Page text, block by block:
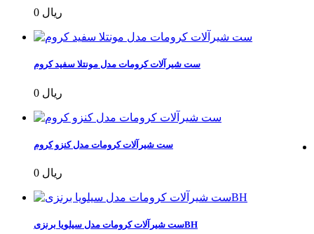
0 ریال
ست شیرآلات کرومات مدل مونتلا سفید کروم
0 ریال
ست شیرآلات کرومات مدل کنزو کروم
0 ریال
ست شیرآلات کرومات مدل سیلویا برنزیBH